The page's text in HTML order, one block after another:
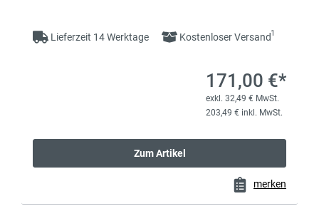
Lieferzeit 14 Werktage Kostenloser Versand1
171,00 €*
exkl. 32,49 € MwSt.
203,49 € inkl. MwSt.
Zum Artikel
merken